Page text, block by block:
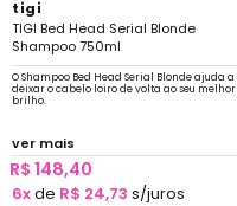
tigi
TIGI Bed Head Serial Blonde
Shampoo 750ml
O Shampoo Bed Head Serial Blonde ajuda a
deixar o cabelo loiro de volta ao seu melhor
brilho.
ver mais
R$ 148,40
6xde R$ 24,73 s/juros